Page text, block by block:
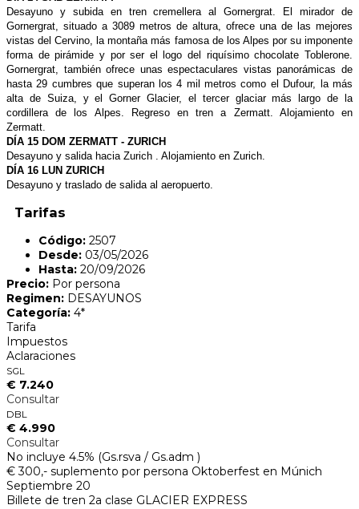
Desayuno y subida en tren cremelleraal Gornergrat. El mirador de
Gornergrat, situado a 3089 metros de altura, ofrece una de las mejores
vistas delCervino, la montaña más famosa de los Alpes por su imponente
forma depirámide y por ser el logo del riquísimochocolate Toblerone.
Gornergrat, también ofrece unas espectaculares vistas panorámicas de
hasta 29 cumbresque superan los 4 mil metroscomo el Dufour, la más
alta de Suiza, y el Gorner Glacier, el tercer glaciarmás largo de la
cordillera de los Alpes. Regreso en tren a Zermatt. Alojamientoen
Zermatt.
DÍA 15 DOM ZERMATT - ZURICH
Desayuno y salida hacia Zurich . Alojamiento en Zurich.
DÍA 16 LUN ZURICH
Desayuno y traslado de salida al aeropuerto.
Tarifas
Código: 2507
Desde: 03/05/2026
Hasta: 20/09/2026
Precio: Por persona
Regimen: DESAYUNOS
Categoría: 4*
Tarifa
Impuestos
Aclaraciones
SGL
€ 7.240
Consultar
DBL
€ 4.990
Consultar
No incluye 4.5% (Gs.rsva / Gs.adm )
€ 300,- suplemento por persona Oktoberfest en Múnich
Septiembre 20
Billete de tren 2a clase GLACIER EXPRESS